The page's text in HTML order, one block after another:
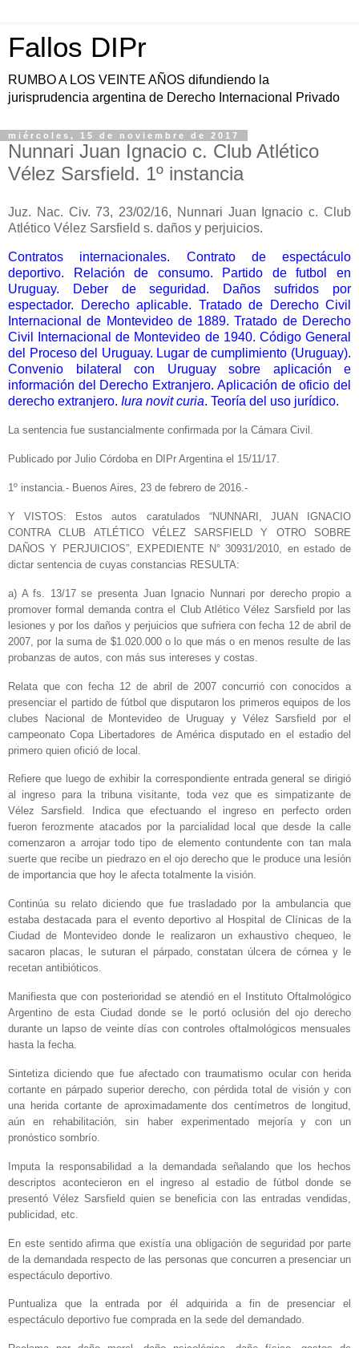
Fallos DIPr
RUMBO A LOS VEINTE AÑOS difundiendo la
jurisprudencia argentina de Derecho Internacional Privado
miércoles, 15 de noviembre de 2017
Nunnari Juan Ignacio c. Club Atlético
Vélez Sarsfield. 1º instancia
Juz. Nac. Civ. 73, 23/02/16, Nunnari Juan Ignacio c. Club
Atlético Vélez Sarsfield s. daños y perjuicios.
Contratos internacionales. Contrato de espectáculo
deportivo. Relación de consumo. Partido de futbol en
Uruguay. Deber de seguridad. Daños sufridos por
espectador. Derecho aplicable. Tratado de Derecho Civil
Internacional de Montevideo de 1889. Tratado de Derecho
Civil Internacional de Montevideo de 1940. Código General
del Proceso del Uruguay. Lugar de cumplimiento (Uruguay).
Convenio bilateral con Uruguay sobre aplicación e
información del Derecho Extranjero. Aplicación de oficio del
derecho extranjero. Iura novit curia. Teoría del uso jurídico.
La sentencia fue sustancialmente confirmada por la Cámara Civil.
Publicado por Julio Córdoba en DIPr Argentina el 15/11/17.
1º instancia.- Buenos Aires, 23 de febrero de 2016.-
Y VISTOS: Estos autos caratulados “NUNNARI, JUAN IGNACIO
CONTRA CLUB ATLÉTICO VÉLEZ SARSFIELD Y OTRO SOBRE
DAÑOS Y PERJUICIOS”, EXPEDIENTE N° 30931/2010, en estado de
dictar sentencia de cuyas constancias RESULTA:
a) A fs. 13/17 se presenta Juan Ignacio Nunnari por derecho propio a
promover formal demanda contra el Club Atlético Vélez Sarsfield por las
lesiones y por los daños y perjuicios que sufriera con fecha 12 de abril de
2007, por la suma de $1.020.000 o lo que más o en menos resulte de las
probanzas de autos, con más sus intereses y costas.
Relata que con fecha 12 de abril de 2007 concurrió con conocidos a
presenciar el partido de fútbol que disputaron los primeros equipos de los
clubes Nacional de Montevideo de Uruguay y Vélez Sarsfield por el
campeonato Copa Libertadores de América disputado en el estadio del
primero quien ofició de local.
Refiere que luego de exhibir la correspondiente entrada general se dirigió
al ingreso para la tribuna visitante, toda vez que es simpatizante de
Vélez Sarsfield. Indica que efectuando el ingreso en perfecto orden
fueron ferozmente atacados por la parcialidad local que desde la calle
comenzaron a arrojar todo tipo de elemento contundente con tan mala
suerte que recibe un piedrazo en el ojo derecho que le produce una lesión
de importancia que hoy le afecta totalmente la visión.
Continúa su relato diciendo que fue trasladado por la ambulancia que
estaba destacada para el evento deportivo al Hospital de Clínicas de la
Ciudad de Montevideo donde le realizaron un exhaustivo chequeo, le
sacaron placas, le suturan el párpado, constatan úlcera de córnea y le
recetan antibióticos.
Manifiesta que con posterioridad se atendió en el Instituto Oftalmológico
Argentino de esta Ciudad donde se le portó oclusión del ojo derecho
durante un lapso de veinte días con controles oftalmológicos mensuales
hasta la fecha.
Sintetiza diciendo que fue afectado con traumatismo ocular con herida
cortante en párpado superior derecho, con pérdida total de visión y con
una herida cortante de aproximadamente dos centímetros de longitud,
aún en rehabilitación, sin haber experimentado mejoría y con un
pronóstico sombrío.
Imputa la responsabilidad a la demandada señalando que los hechos
descriptos acontecieron en el ingreso al estadio de fútbol donde se
presentó Vélez Sarsfield quien se beneficia con las entradas vendidas,
publicidad, etc.
En este sentido afirma que existía una obligación de seguridad por parte
de la demandada respecto de las personas que concurren a presenciar un
espectáculo deportivo.
Puntualiza que la entrada por él adquirida a fin de presenciar el
espectáculo deportivo fue comprada en la sede del demandado.